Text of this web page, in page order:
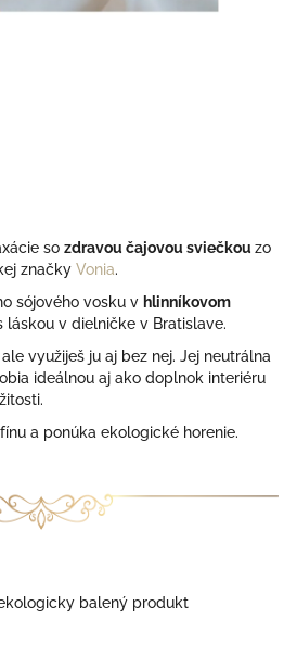
so zdravou čajovou sviečkou zo
značky Vonia.
sójového vosku v hlinníkovom
láskou v dielničke v Bratislave.
ale využiješ ju aj bez nej. Jej neutrálna
ideálnou aj ako doplnok interiéru
a ponúka ekologické horenie.
balený produkt